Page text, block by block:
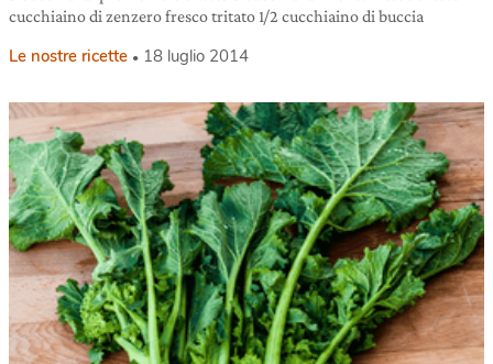
cucchiaino di zenzero fresco tritato 1/2 cucchiaino di buccia
Le nostre ricette 18 luglio 2014